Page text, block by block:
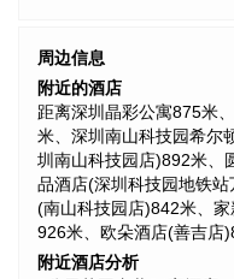
周边信息
附近的酒店
距离深圳晶彩公寓875米
米、深圳南山科技园希尔
圳南山科技园店)892米、
品酒店(深圳科技园地铁
(南山科技园店)842米、
926米、欧朵酒店(善吉店
附近酒店分析